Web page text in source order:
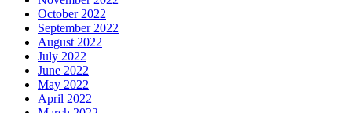
October 2022
September 2022
August 2022
July 2022
June 2022
May 2022
April 2022